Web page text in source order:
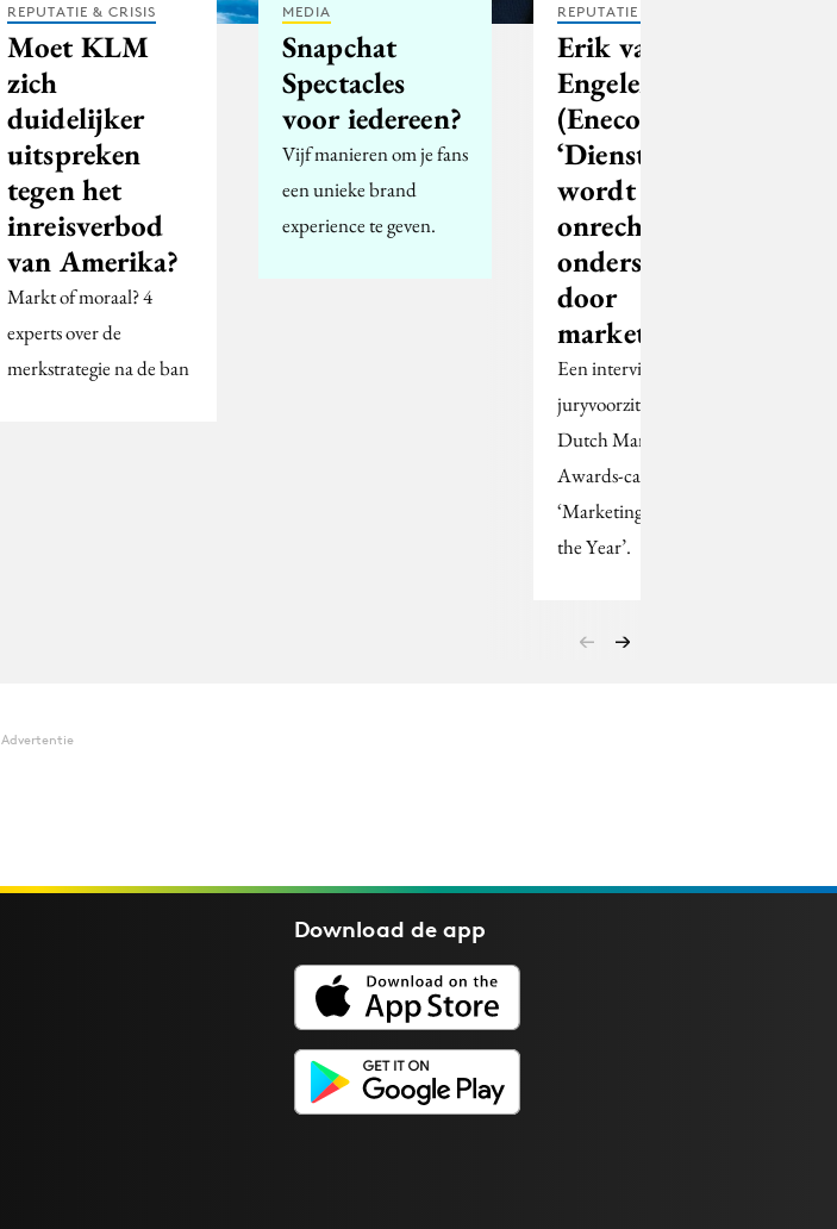
REPUTATIE & CRISIS
Moet KLM
zich
duidelijker
uitspreken
tegen het
inreisverbod
van Amerika?
Markt of moraal? 4
experts over de
merkstrategie na de ban
MEDIA
Snapchat
Spectacles
voor iedereen?
Vijf manieren om je fans
een unieke brand
experience te geven.
REPUTATIE & CRISIS
Erik van
Engelen
(Eneco):
‘Dienstensector
wordt ten
onrechte
onderschat
door
marketeers'
Een interview met de
juryvoorzitter van de
Dutch Marketing
Awards-categorie
‘Marketing Start Up of
the Year’.
Advertentie
Download deapp